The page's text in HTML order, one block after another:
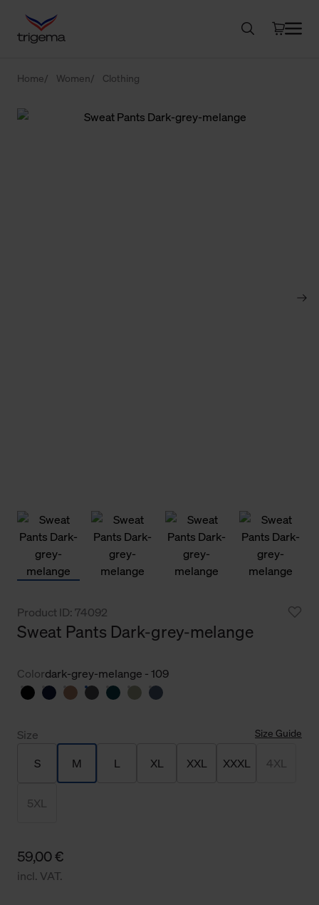
Home Women Clothing
Product ID: 74092
Sweat Pants Dark-grey-melange
Colordark-grey-melange - 109
Size Size Guide
S M L XL XXL XXXL 4XL
5XL
59,00 €
incl. VAT.